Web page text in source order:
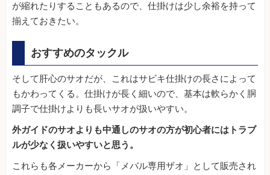
が縮れたりすることもあるので、仕掛けは少し余裕を持って
揃えておきたい。
おすすめのタックル
そして肝心のサオだが、これはサビキ仕掛けの長さによって
もかわってくる。仕掛けが長く細いので、基本は軟らかく胴
調子で仕掛けよりも長いサオが扱いやすい。
外ガイドのサオよりも中通しのサオの方が初心者にはトラブ
ルが少なく扱いやすいと思う。
これらも各メーカーから「メバル専用ザオ」として販売され